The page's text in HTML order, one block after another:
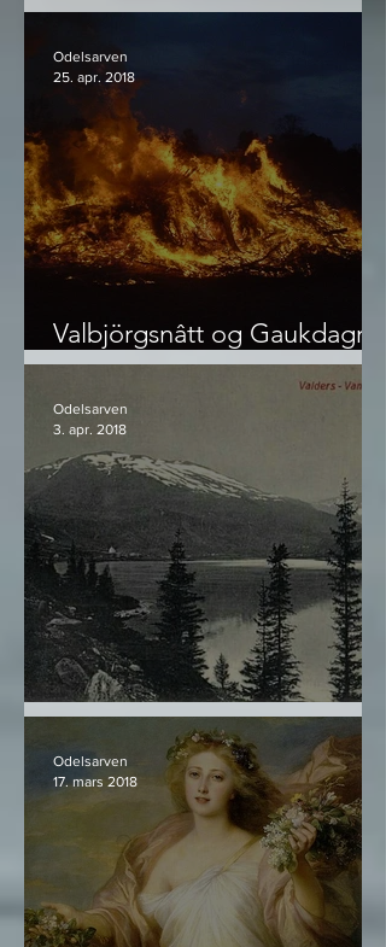
Stavenjord
Valbjörgsnâtt og Gaukdagr -
hva 1. mai egentlig er
Odelsarven
25. apr. 2018
Norrøn Livskunst - utdrag #2
Odelsarven
3. apr. 2018
Odelsarven
17. mars 2018